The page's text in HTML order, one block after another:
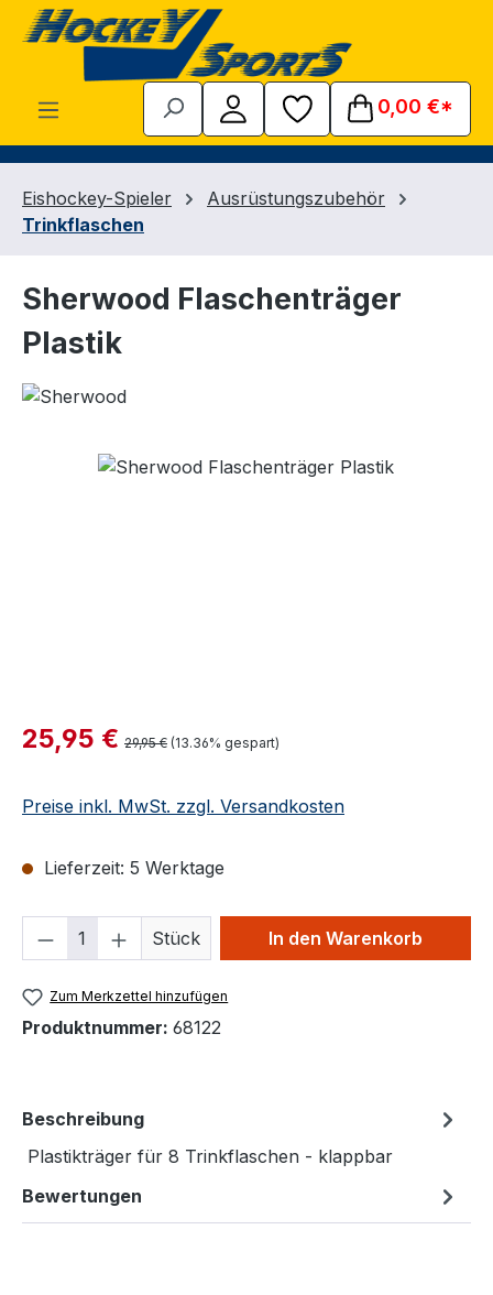
Zum Hauptinhalt springen
0,00 €*
Eishockey-Spieler
Ausrüstungszubehör
Trinkflaschen
Sherwood Flaschenträger
Plastik
Bildergalerie überspringen
Verkaufspreis:
25,95 € Regulärer Preis:
29,95 € (13.36% gespart)
Preise inkl. MwSt. zzgl. Versandkosten
Lieferzeit: 5 Werktage
Produkt Anzahl: Gib den
Stück In den Warenkorb
Zum Merkzettel hinzufügen
Produktnummer: 68122
Beschreibung
Plastikträger für 8 Trinkflaschen - klappbar
Bewertungen